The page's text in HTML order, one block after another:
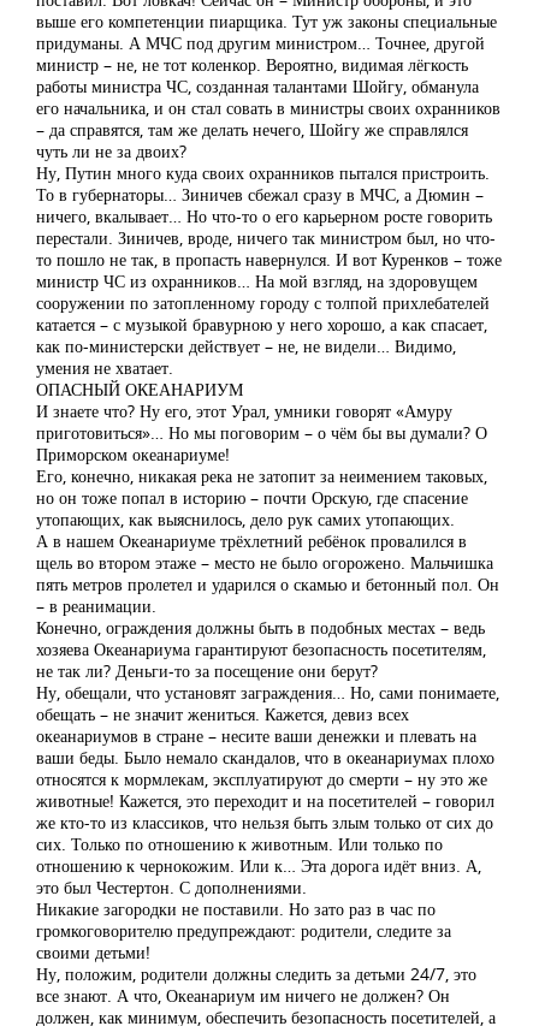
выше его компетенции пиарщика. Тут уж законы специальные
придуманы. А МЧС под другим министром… Точнее, другой
министр – не, не тот коленкор. Вероятно, видимая лёгкость
работы министра ЧС, созданная талантами Шойгу, обманула
его начальника, и он стал совать в министры своих охранников
– да справятся, там же делать нечего, Шойгу же справлялся
чуть ли не за двоих?
Ну, Путин много куда своих охранников пытался пристроить.
То в губернаторы… Зиничев сбежал сразу в МЧС, а Дюмин –
ничего, вкалывает… Но что-то о его карьерном росте говорить
перестали. Зиничев, вроде, ничего так министром был, но что-
то пошло не так, в пропасть навернулся. И вот Куренков – тоже
министр ЧС из охранников… На мой взгляд, на здоровущем
сооружении по затопленному городу с толпой прихлебателей
катается – с музыкой бравурною у него хорошо, а как спасает,
как по-министерски действует – не, не видели… Видимо,
умения не хватает.
ОПАСНЫЙ ОКЕАНАРИУМ
И знаете что? Ну его, этот Урал, умники говорят «Амуру
приготовиться»… Но мы поговорим – о чём бы вы думали? О
Приморском океанариуме!
Его, конечно, никакая река не затопит за неимением таковых,
но он тоже попал в историю – почти Орскую, где спасение
утопающих, как выяснилось, дело рук самих утопающих.
А в нашем Океанариуме трёхлетний ребёнок провалился в
щель во втором этаже – место не было огорожено. Мальчишка
пять метров пролетел и ударился о скамью и бетонный пол. Он
– в реанимации.
Конечно, ограждения должны быть в подобных местах – ведь
хозяева Океанариума гарантируют безопасность посетителям,
не так ли? Деньги-то за посещение они берут?
Ну, обещали, что установят заграждения… Но, сами понимаете,
обещать – не значит жениться. Кажется, девиз всех
океанариумов в стране – несите ваши денежки и плевать на
ваши беды. Было немало скандалов, что в океанариумах плохо
относятся к мормлекам, эксплуатируют до смерти – ну это же
животные! Кажется, это переходит и на посетителей – говорил
же кто-то из классиков, что нельзя быть злым только от сих до
сих. Только по отношению к животным. Или только по
отношению к чернокожим. Или к… Эта дорога идёт вниз. А,
это был Честертон. С дополнениями.
Никакие загородки не поставили. Но зато раз в час по
громкоговорителю предупреждают: родители, следите за
своими детьми!
Ну, положим, родители должны следить за детьми 24/7, это
все знают. А что, Океанариум им ничего не должен? Он
должен, как минимум, обеспечить безопасность посетителей, а